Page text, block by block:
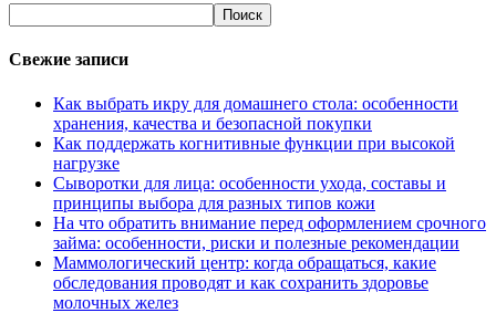
Свежие записи
Как выбрать икру для домашнего стола: особенности
хранения, качества и безопасной покупки
Как поддержать когнитивные функции при высокой
нагрузке
Сыворотки для лица: особенности ухода, составы и
принципы выбора для разных типов кожи
На что обратить внимание перед оформлением срочного
займа: особенности, риски и полезные рекомендации
Маммологический центр: когда обращаться, какие
обследования проводят и как сохранить здоровье
молочных желез